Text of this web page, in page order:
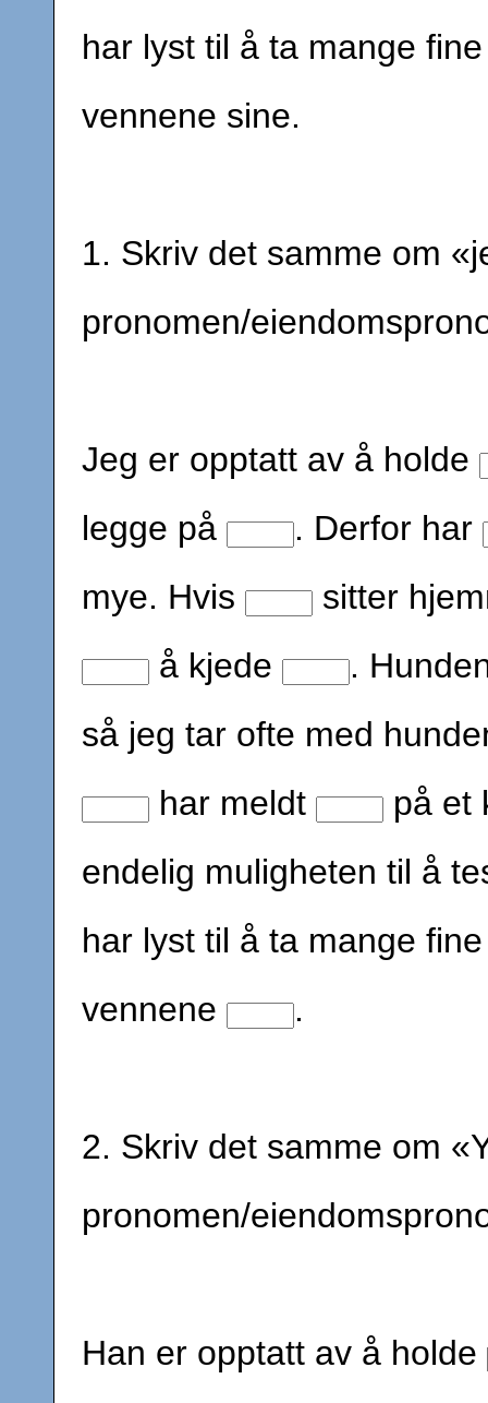
har lyst til å ta mange
vennene sine.
1. Skriv det samme om
pronomen/
Jeg er opptatt av å holde
legge på
. Derfor har
mye. Hvis
sitter
å kjede
.
så jeg tar ofte med
har meldt
på et
endelig muligheten til å
har lyst til å ta mange
vennene
.
2. Skriv det samme om
pronomen/
Han er opptatt av å holde